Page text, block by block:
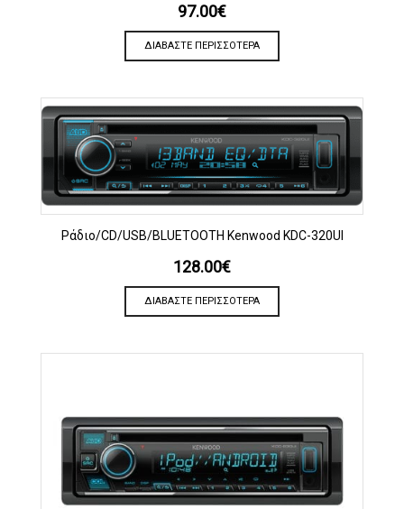
97.00€
ΔΙΑΒΆΣΤΕ ΠΕΡΙΣΣΌΤΕΡΑ
Ράδιο/CD/USB/BLUETOOTH Kenwood KDC-320UI
128.00€
ΔΙΑΒΆΣΤΕ ΠΕΡΙΣΣΌΤΕΡΑ